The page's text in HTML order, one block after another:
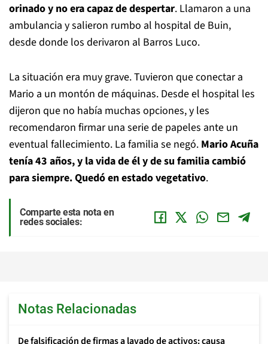
orinado y no era capaz de despertar. Llamaron a una
ambulancia y salieron rumbo al hospital de Buin,
desde donde los derivaron al Barros Luco.
La situación era muy grave. Tuvieron que conectar a
Mario a un montón de máquinas. Desde el hospital les
dijeron que no había muchas opciones, y les
recomendaron firmar una serie de papeles ante un
eventual fallecimiento. La familia se negó. Mario Acuña
tenía 43 años, y la vida de él y de su familia cambió
para siempre. Quedó en estado vegetativo.
Comparte esta nota en
redes sociales:
Notas Relacionadas
De falsificación de firmas a lavado de activos: causa